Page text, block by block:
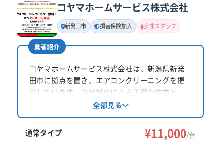
基本情報
代表者名
非公開
所在地
福島県会津若松市中町1-9
対応地域
新潟市江南区 新潟市秋葉区
新潟市西区
新潟市中央区 新潟市東区
新潟市北区
阿賀野市
(山形県) 米沢市
(栃木県) 那須塩原市
コヤマホームサービス株式会社
新発田市 損害保険加入 女性スタッフ
業者紹介
コヤマホームサービス株式会社は、新潟県新発
田市に拠点を置き、エアコンクリーニングを提
供しています。自社対応による丁寧な作業と、
女性スタッフの同行が可能です。損害保険加入
済み。阿賀野市や新潟市など幅広いエリアに対
応し、年中無休で営業しています。
全部見る
通常タイプ ¥11,000/台